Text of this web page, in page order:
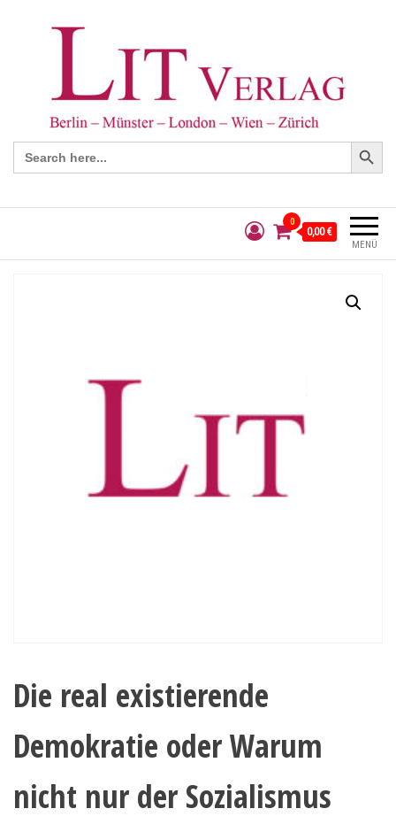
Search
for:
Search Button
MENÜ
0
0,00 €
Die real existierende
Demokratie oder Warum
nicht nur der Sozialismus